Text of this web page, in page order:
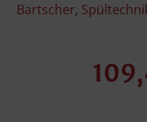
Bartscher,